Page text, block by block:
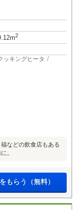
2
ッキングヒータ
などの飲食店もある
。
もらう（無料）